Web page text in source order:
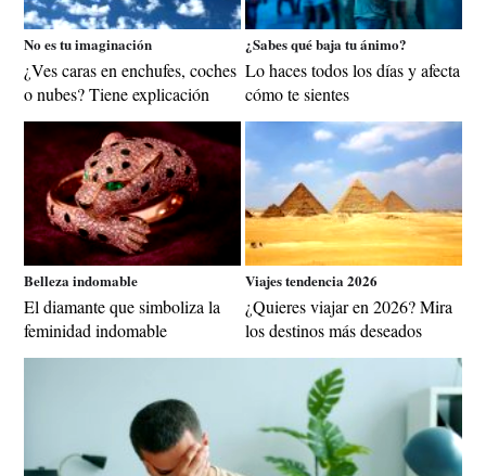
No es tu imaginación
¿Ves caras en enchufes, coches
o nubes? Tiene explicación
¿Sabes qué baja tu ánimo?
Lo haces todos los días y afecta
cómo te sientes
Belleza indomable
El diamante que simboliza la
feminidad indomable
Viajes tendencia 2026
¿Quieres viajar en 2026? Mira
los destinos más deseados